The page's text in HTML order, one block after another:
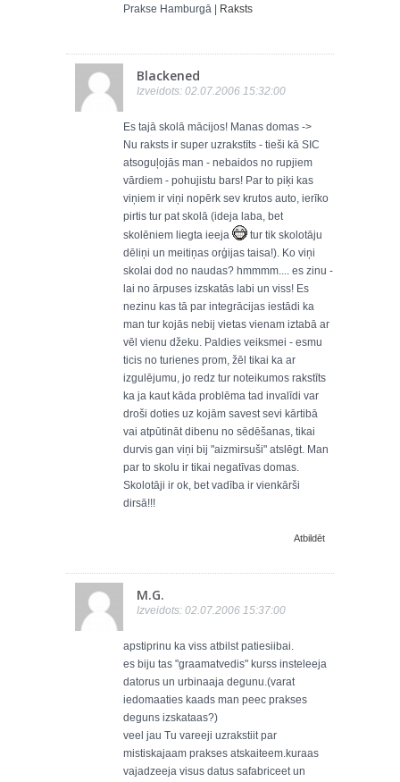
Prakse Hamburgā | Raksts
Blackened
Izveidots: 02.07.2006 15:32:00
Es tajā skolā mācijos! Manas domas ->
Nu raksts ir super uzrakstīts - tieši kā SIC
atsoguļojās man - nebaidos no rupjiem
vārdiem - pohujistu bars! Par to piķi kas
viņiem ir viņi nopērk sev krutos auto, ierīko
pirtis tur pat skolā (ideja laba, bet
skolēniem liegta ieeja
tur tik skolotāju
dēliņi un meitiņas orģijas taisa!). Ko viņi
skolai dod no naudas? hmmmm.... es zinu -
lai no ārpuses izskatās labi un viss! Es
nezinu kas tā par integrācijas iestādi ka
man tur kojās nebij vietas vienam iztabā ar
vēl vienu džeku. Paldies veiksmei - esmu
ticis no turienes prom, žēl tikai ka ar
izgulējumu, jo redz tur noteikumos rakstīts
ka ja kaut kāda problēma tad invalīdi var
droši doties uz kojām savest sevi kārtibā
vai atpūtināt dibenu no sēdēšanas, tikai
durvis gan viņi bij "aizmirsuši" atslēgt. Man
par to skolu ir tikai negatīvas domas.
Skolotāji ir ok, bet vadība ir vienkārši
dirsā!!!
Atbildēt
M.G.
Izveidots: 02.07.2006 15:37:00
apstiprinu ka viss atbilst patiesiibai.
es biju tas "graamatvedis" kurss insteleeja
datorus un urbinaaja degunu.(varat
iedomaaties kaads man peec prakses
deguns izskataas?)
veel jau Tu vareeji uzrakstiit par
mistiskajaam prakses atskaiteem.kuraas
vajadzeeja visus datus safabriceet un